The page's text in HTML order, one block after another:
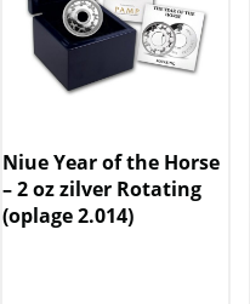
Niue Year of the Horse
– 2 oz zilver Rotating
(oplage 2.014)